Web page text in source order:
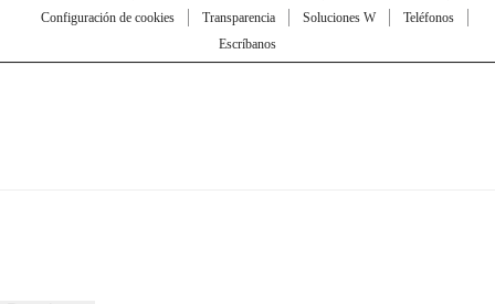
Configuración de cookies
Transparencia Soluciones W
Teléfonos
Escríbanos